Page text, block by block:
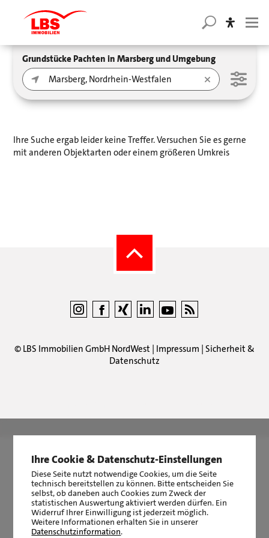
Grundstücke Pachten in Marsberg und Umgebung
Ihre Suche ergab leider keine Treffer. Versuchen Sie es gerne
mit anderen Objektarten oder einem größeren Umkreis
© LBS Immobilien GmbH NordWest | Impressum | Sicherheit &
Datenschutz
|2511Bewertungen auf ProvenExpert.com
Ihre Cookie & Datenschutz-Einstellungen
Diese Seite nutzt notwendige Cookies, um die Seite
technisch bereitstellen zu können. Bitte entscheiden Sie
selbst, ob daneben auch Cookies zum Zweck der
statistischen Auswertung aktiviert werden dürfen. Ein
Widerruf Ihrer Einwilligung ist jederzeit möglich.
Weitere Informationen erhalten Sie in unserer
Datenschutzinformation.